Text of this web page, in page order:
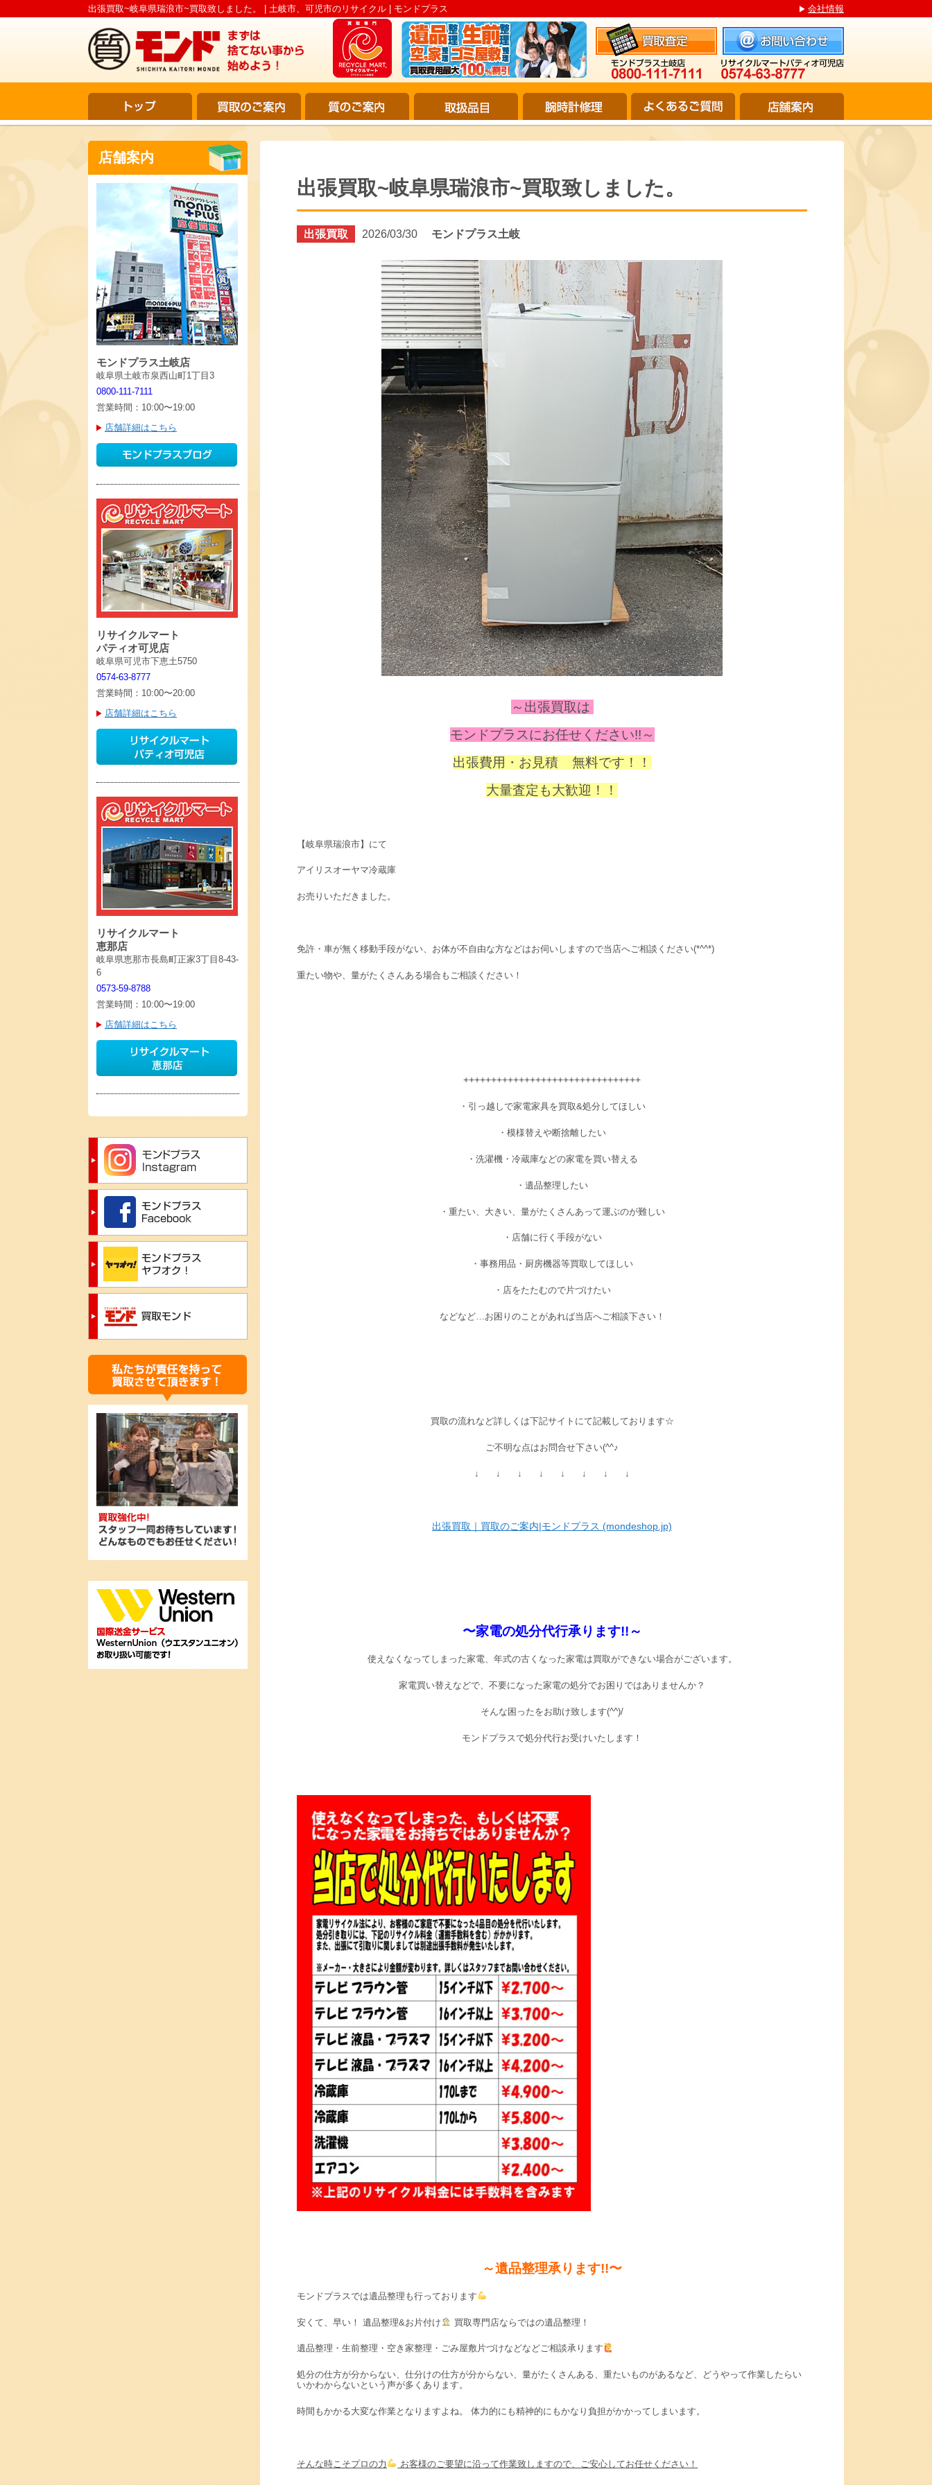
出張買取~岐阜県瑞浪市~買取致しました。 | 土岐市、可児市のリサイクル | モンドプラス 会社情報
出張買取~岐阜県瑞浪市~買取致しました。
出張買取 2026/03/30 モンドプラス土岐
～出張買取は
モンドプラスにお任せください!!～
出張費用・お見積 無料です！！
大量査定も大歓迎！！
【岐阜県瑞浪市】にて
アイリスオーヤマ冷蔵庫
お売りいただきました。
免許・車が無く移動手段がない、お体が不自由な方などはお伺いしますので当店へご相談ください(*^^*)
重たい物や、量がたくさんある場合もご相談ください！
++++++++++++++++++++++++++++++++
・引っ越しで家電家具を買取&処分してほしい
・模様替えや断捨離したい
・洗濯機・冷蔵庫などの家電を買い替える
・遺品整理したい
・重たい、大きい、量がたくさんあって運ぶのが難しい
・店舗に行く手段がない
・事務用品・厨房機器等買取してほしい
・店をたたむので片づけたい
などなど…お困りのことがあれば当店へご相談下さい！
買取の流れなど詳しくは下記サイトにて記載しております☆
ご不明な点はお問合せ下さい(^^♪
↓ ↓ ↓ ↓ ↓ ↓ ↓ ↓
出張買取｜買取のご案内|モンドプラス (mondeshop.jp)
〜家電の処分代行承ります!!～
使えなくなってしまった家電、年式の古くなった家電は買取ができない場合がございます。
家電買い替えなどで、不要になった家電の処分でお困りではありませんか？
そんな困ったをお助け致します(^^)/
モンドプラスで処分代行お受けいたします！
～遺品整理承ります!!〜
モンドプラスでは遺品整理も行っております
安くて、早い！ 遺品整理&お片付け 買取専門店ならではの遺品整理！
遺品整理・生前整理・空き家整理・ごみ屋敷片づけなどなどご相談承ります
処分の仕方が分からない、仕分けの仕方が分からない、量がたくさんある、重たいものがあるなど、どうやって作業したらい
いかわからないという声が多くあります。
時間もかかる大変な作業となりますよね。 体力的にも精神的にもかなり負担がかかってしまいます。
そんな時こそプロの力 お客様のご要望に沿って作業致しますので、ご安心してお任せください！
店舗案内
モンドプラス土岐店
岐阜県土岐市泉西山町1丁目3
0800-111-7111
営業時間：10:00〜19:00
店舗詳細はこちら
リサイクルマート
パティオ可児店
岐阜県可児市下恵土5750
0574-63-8777
営業時間：10:00〜20:00
店舗詳細はこちら
リサイクルマート
恵那店
岐阜県恵那市長島町正家3丁目8-43-
6
0573-59-8788
営業時間：10:00〜19:00
店舗詳細はこちら